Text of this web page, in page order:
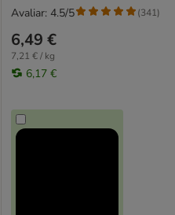
6,49 €
7,21 € / kg
6,17 €
Avaliar: 4.5/5 (341)